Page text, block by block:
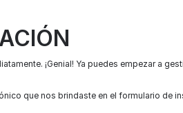
¡Genial! Ya puedes empezar a
que nos brindaste en el formulario de